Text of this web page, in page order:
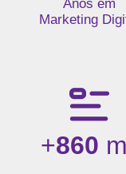
Anos em
Marketing
+860